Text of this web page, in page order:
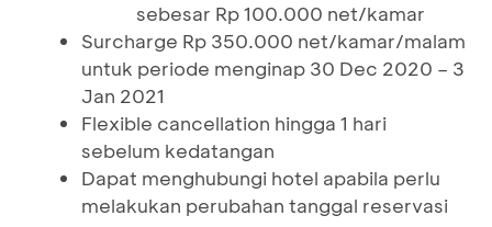
sebesar Rp 100.000 net/kamar
Surcharge Rp 350.000 net/kamar/malam
untuk periode menginap 30 Dec 2020 – 3
Jan 2021
Flexible cancellation hingga 1 hari
sebelum kedatangan
Dapat menghubungi hotel apabila perlu
melakukan perubahan tanggal reservasi